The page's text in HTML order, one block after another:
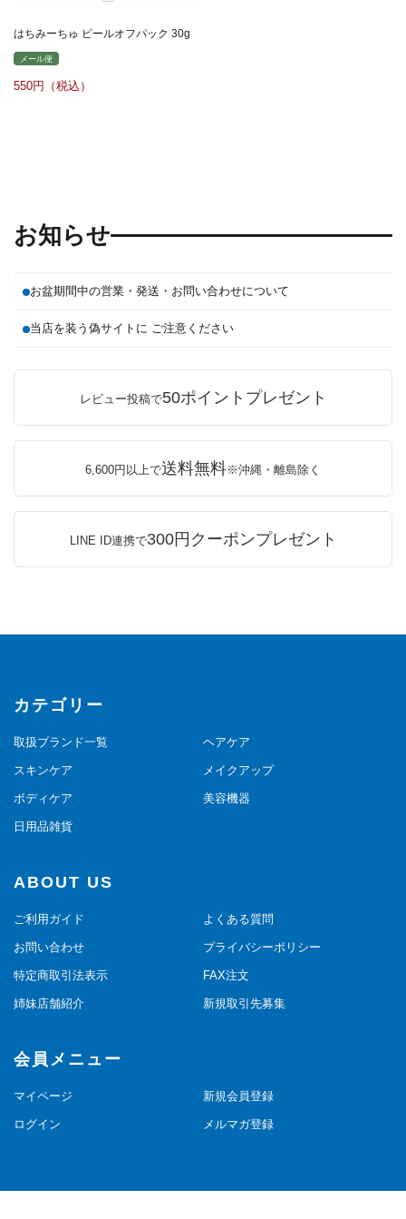
はちみーちゅ ピールオフパック 30g
メール便
550
お知らせ
お盆期間中の営業・発送・お問い合わせについて
当店を装う偽サイトに ご注意ください
レビュー投稿で50ポイントプレゼント
6,600円以上で送料無料※沖縄・離島除く
LINE ID連携で300円クーポンプレゼント
カテゴリー
取扱ブランド一覧 ヘアケア
スキンケア メイクアップ
ボディケア 美容機器
日用品雑貨
ABOUT US
ご利用ガイド よくある質問
お問い合わせ プライバシーポリシー
特定商取引法表示 FAX注文
姉妹店舗紹介 新規取引先募集
会員メニュー
マイページ 新規会員登録
ログイン メルマガ登録